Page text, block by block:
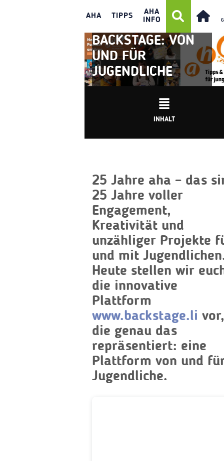
AHA TIPPS
AHA
INFO
BACKSTAGE: VON
UND FÜR
JUGENDLICHE
INHALT
25 Jahre aha – das
25 Jahre voller
Engagement,
Kreativität und
unzähliger Projekte
und mit
Heute stellen wir
die innovative
Plattform
www.backstage.li vor,
die genau das
repräsentiert: eine
Plattform von und
Jugendliche.